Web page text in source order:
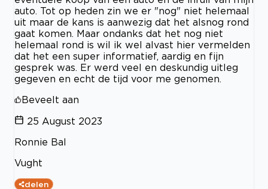
auto. Tot op heden zin we er "nog" niet helemaal
uit maar de kans is aanwezig dat het alsnog rond
gaat komen. Maar ondanks dat het nog niet
helemaal rond is wil ik wel alvast hier vermelden
dat het een super informatief, aardig en fijn
gesprek was. Er werd veel en deskundig uitleg
gegeven en echt de tijd voor me genomen.
Beveelt aan
25 August 2023
Ronnie Bal
Vught
delen